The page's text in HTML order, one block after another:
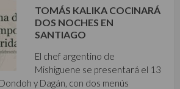
TOMÁS KALIKA COCINARÁ
DOS NOCHES EN
SANTIAGO
El chef argentino de
Mishiguene se presentará el 13
y Dagán, con dos menús